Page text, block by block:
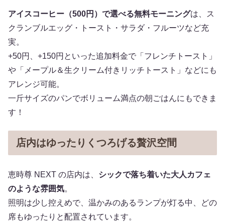
アイスコーヒー（500円）で選べる無料モーニングは、ス
クランブルエッグ・トースト・サラダ・フルーツなど充
実。
+50円、+150円といった追加料金で「フレンチトースト」
や「メープル＆生クリーム付きリッチトースト」などにも
アレンジ可能。
一斤サイズのパンでボリューム満点の朝ごはんにもできま
す！
店内はゆったりくつろげる贅沢空間
恵時尊 NEXT の店内は、 シックで落ち着いた大人カフェ
のような雰囲気。
照明は少し控えめで、温かみのあるランプが灯る中、どの
席もゆったりと配置されています。